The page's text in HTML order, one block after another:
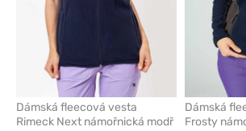
Dámská fleecová vesta
Rimeck Next námořnická modř
Dámská
Frosty